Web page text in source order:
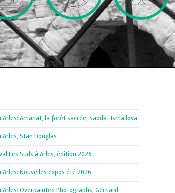
Arles: Amanat, la forêt sacrée, Saodat Ismailova
Arles, Stan Douglas
Les Suds à Arles, édition 2026
Arles: Nouvelles expos été 2026
Arles: Overpainted Photographs, Gerhard